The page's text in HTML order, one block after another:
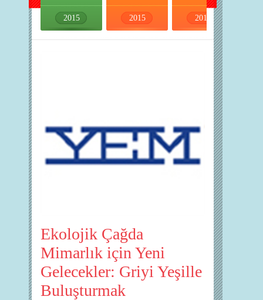
2015 2015 2015
Ekolojik Çağda
Mimarlık için Yeni
Gelecekler: Griyi Yeşille
Buluşturmak